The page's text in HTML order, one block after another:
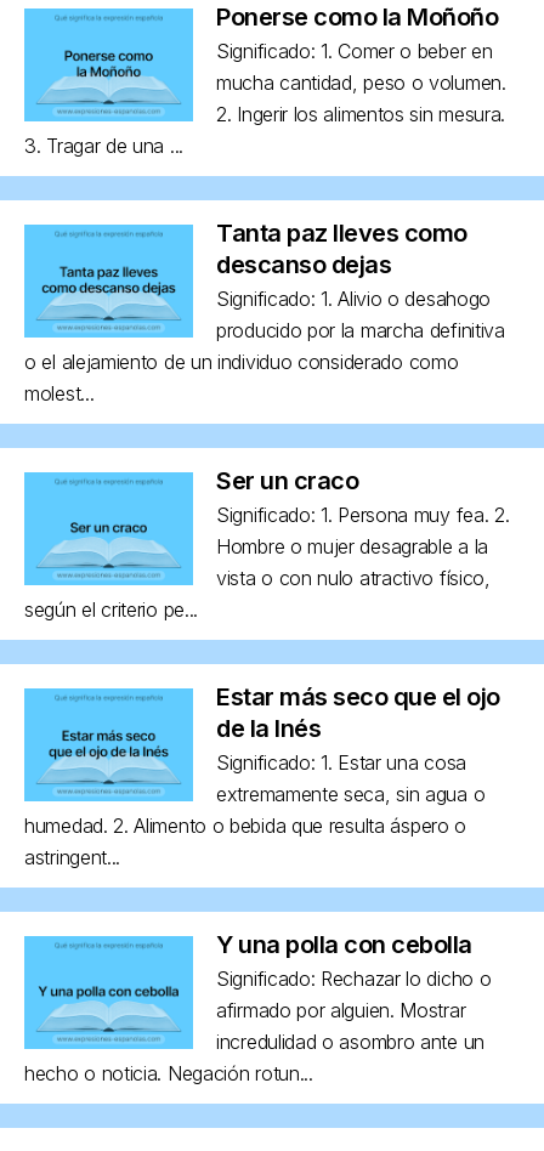
Ponerse como la Moñoño
Significado: 1. Comer o beber en
mucha cantidad, peso o volumen.
2. Ingerir los alimentos sin mesura.
3. Tragar de una ...
Tanta paz lleves como
descanso dejas
Significado: 1. Alivio o desahogo
producido por la marcha definitiva
o el alejamiento de un individuo considerado como
molest...
Ser un craco
Significado: 1. Persona muy fea. 2.
Hombre o mujer desagrable a la
vista o con nulo atractivo físico,
según el criterio pe...
Estar más seco que el ojo
de la Inés
Significado: 1. Estar una cosa
extremamente seca, sin agua o
humedad. 2. Alimento o bebida que resulta áspero o
astringent...
Y una polla con cebolla
Significado: Rechazar lo dicho o
afirmado por alguien. Mostrar
incredulidad o asombro ante un
hecho o noticia. Negación rotun...